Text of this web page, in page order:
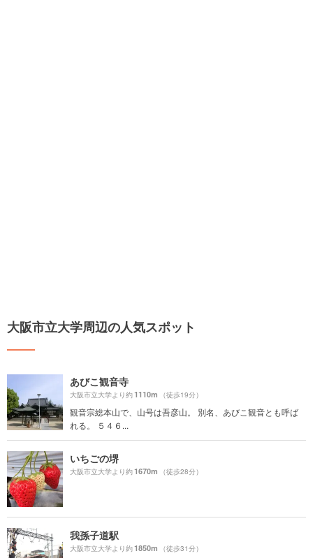
大阪市立大学周辺の人気スポット
あびこ観音寺
大阪市立大学より約1110m （徒歩19分）
観音宗総本山で、山号は吾彦山。 別名、あびこ観音とも呼ば
れる。 ５４６...
いちごの堺
大阪市立大学より約1670m （徒歩28分）
我孫子道駅
大阪市立大学より約1850m （徒歩31分）